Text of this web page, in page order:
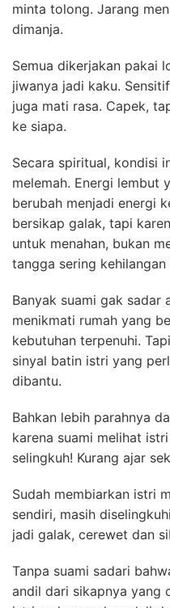
minta tolong. Jarang
dimanja.
Semua dikerjakan pakai
jiwanya jadi kaku.
juga mati rasa. Capek,
ke siapa.
Secara spiritual, kondisi
melemah. Energi lembut
berubah menjadi energi
bersikap galak, tapi
untuk menahan, bukan
tangga sering kehilangan
Banyak suami gak sadar
menikmati rumah yang
kebutuhan terpenuhi.
sinyal batin istri yang
dibantu.
Bahkan lebih parahnya
karena suami melihat
selingkuh! Kurang ajar
Sudah membiarkan istri
sendiri, masih
jadi galak, cerewet dan
Tanpa suami sadari
andil dari sikapnya yang